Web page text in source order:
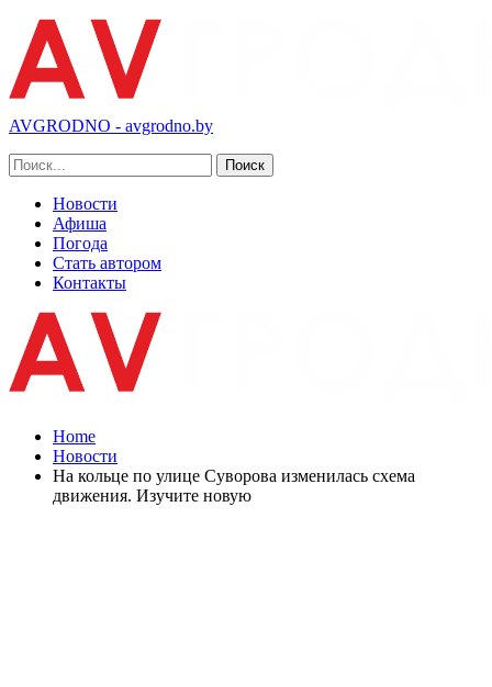
AVGRODNO - avgrodno.by
Новости
Афиша
Погода
Стать автором
Контакты
Home
Новости
На кольце по улице Суворова изменилась схема
движения. Изучите новую